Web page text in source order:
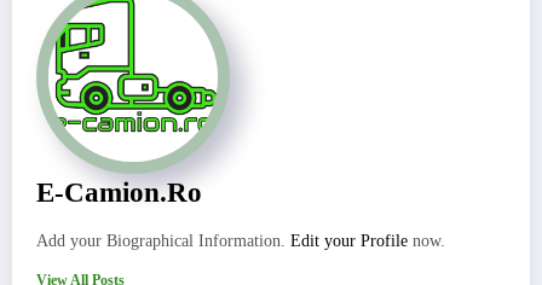
E-Camion.ro
Add your Biographical Information. Edit your Profile now.
View All Posts